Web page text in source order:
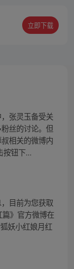
立即下载
张灵玉备受关
丝的讨论。但
相关的微博内
按钮下...
目前为您获取
篇》官方微博在
妖小红娘月红